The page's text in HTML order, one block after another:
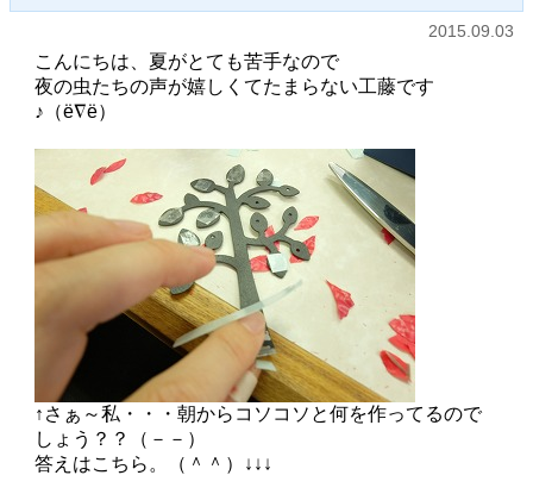
2015.09.03
こんにちは、夏がとても苦手なので
夜の虫たちの声が嬉しくてたまらない工藤です
♪（ё∇ё）
↑さぁ～私・・・朝からコソコソと何を作ってるので
しょう？？（－－）
答えはこちら。（＾＾）↓↓↓